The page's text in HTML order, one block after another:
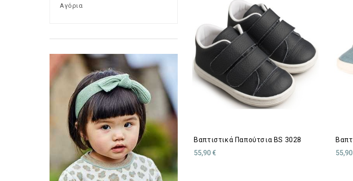
Αγόρια
Βαπτιστικά Παπούτσια BS 3028
55,90 €